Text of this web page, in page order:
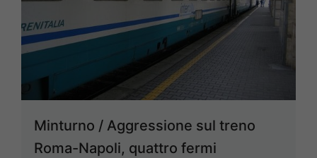
Minturno / Aggressione sul treno
Roma-Napoli, quattro fermi